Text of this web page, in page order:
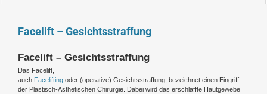
Facelift – Gesichtsstraffung
Facelift – Gesichtsstraffung
Das Facelift,
auch Facelifting oder (operative) Gesichtsstraffung, bezeichnet einen Eingriff
der Plastisch-Ästhetischen Chirurgie. Dabei wird das erschlaffte Hautgewebe